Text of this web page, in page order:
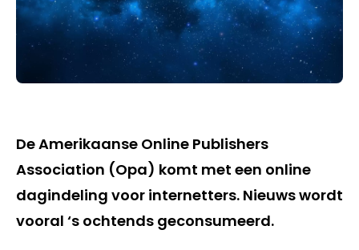
De Amerikaanse Online Publishers
Association (Opa) komt met een online
dagindeling voor internetters. Nieuws wordt
vooral ‘s ochtends geconsumeerd.